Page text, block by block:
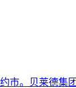
市。贝莱德